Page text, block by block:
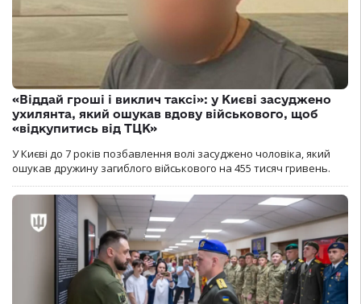
«Віддай гроші і виклич таксі»: у Києві засуджено
ухилянта, який ошукав вдову військового, щоб
«відкупитись від ТЦК»
У Києві до 7 років позбавлення волі засуджено чоловіка, який
ошукав дружину загиблого військового на 455 тисяч гривень.